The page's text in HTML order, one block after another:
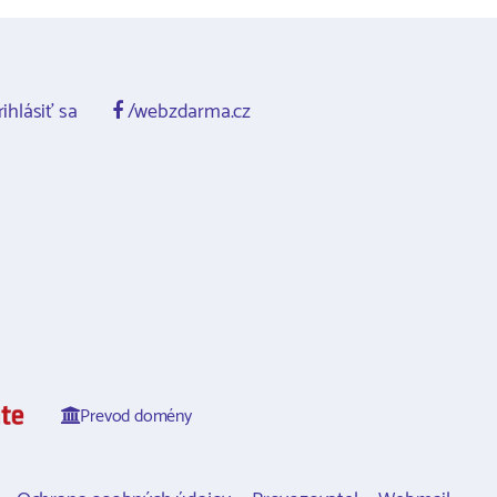
sa /webzdarma.cz
Prevod domény